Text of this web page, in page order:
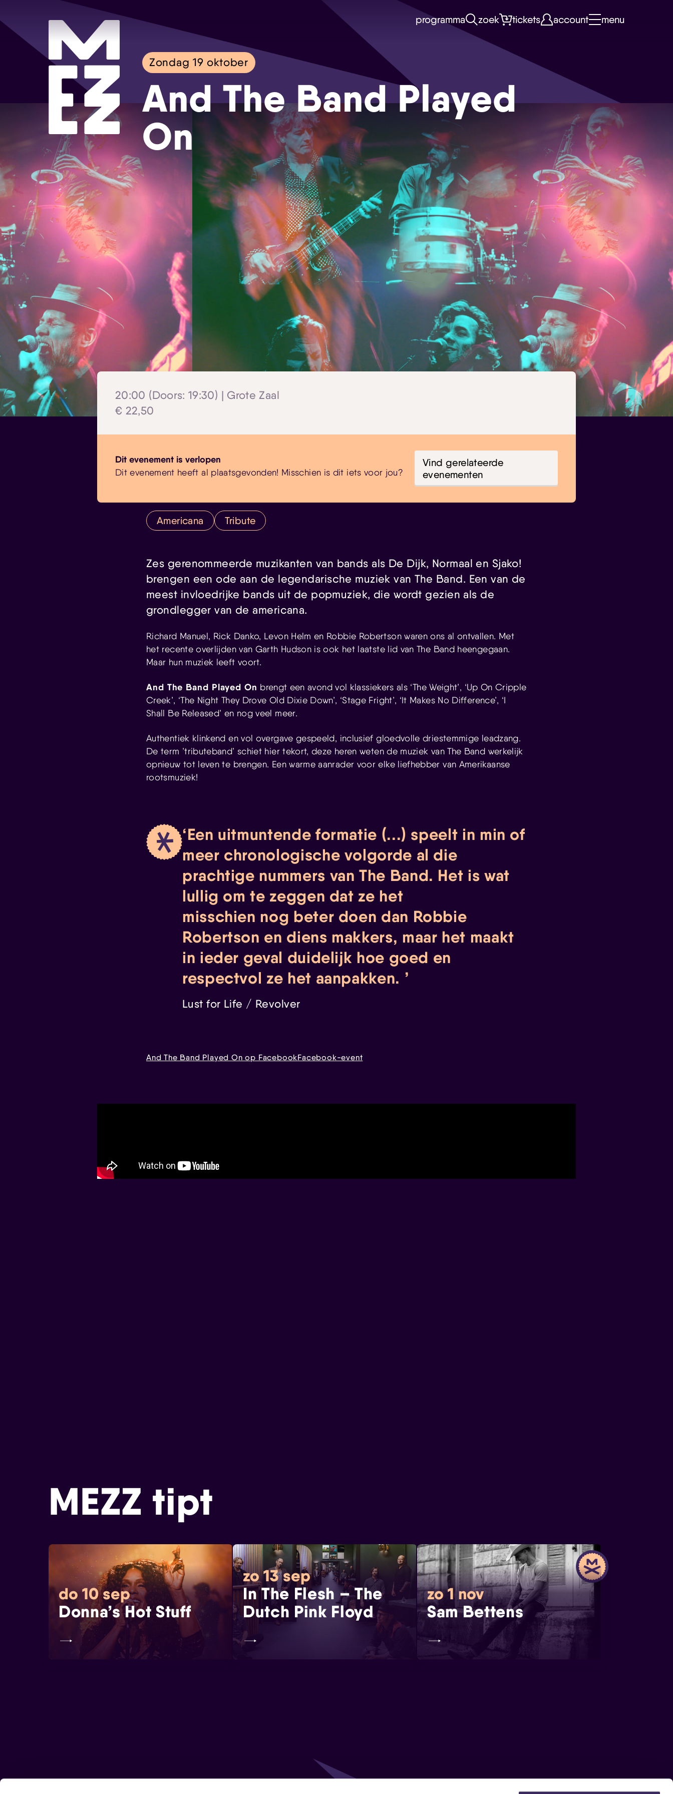
Skip navigatie
programma zoek tickets account menu
Zondag 19 oktober
And The Band Played
On
20:00 (Doors: 19:30) | Grote Zaal
€ 22,50
Dit evenement is verlopen
Dit evenement heeft al plaatsgevonden! Misschien is dit iets voor jou?
Vind gerelateerde
evenementen
Americana Tribute
Zes gerenommeerde muzikanten van bands als De Dijk, Normaal en Sjako!
brengen een ode aan de legendarische muziek van The Band. Een van de
meest invloedrijke bands uit de popmuziek, die wordt gezien als de
grondlegger van de americana.
Richard Manuel, Rick Danko, Levon Helm en Robbie Robertson waren ons al ontvallen. Met
het recente overlijden van Garth Hudson is ook het laatste lid van The Band heengegaan.
Maar hun muziek leeft voort.
And The Band Played On brengt een avond vol klassiekers als ‘The Weight’, ‘Up On Cripple
Creek’, ‘The Night They Drove Old Dixie Down’, ‘Stage Fright’, ‘It Makes No Difference’, ‘I
Shall Be Released’ en nog veel meer.
Authentiek klinkend en vol overgave gespeeld, inclusief gloedvolle driestemmige leadzang.
De term ’tributeband’ schiet hier tekort, deze heren weten de muziek van The Band werkelijk
opnieuw tot leven te brengen. Een warme aanrader voor elke liefhebber van Amerikaanse
rootsmuziek!
Een uitmuntende formatie (...) speelt in min of
meer chronologische volgorde al die
prachtige nummers van The Band. Het is wat
lullig om te zeggen dat ze het
misschien nog beter doen dan Robbie
Robertson en diens makkers, maar het maakt
in ieder geval duidelijk hoe goed en
respectvol ze het aanpakken.
Lust for Life / Revolver
And The Band Played On op FacebookFacebook-event
MEZZ tipt
do 10 sep
Donna’s Hot Stuff
zo 13 sep
In The Flesh – The
Dutch Pink Floyd
zo 1 nov
Sam Bettens